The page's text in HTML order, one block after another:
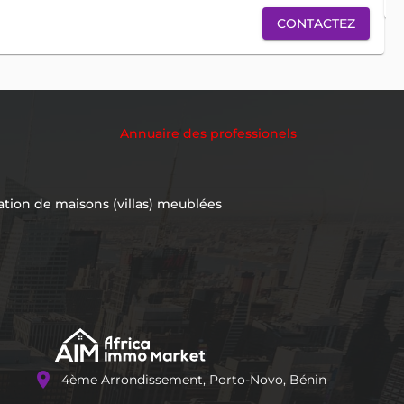
CONTACTEZ
Annuaire des professionels
de maisons (villas) meublées
location_on 4ème Arrondissement, Porto-Novo, Bénin